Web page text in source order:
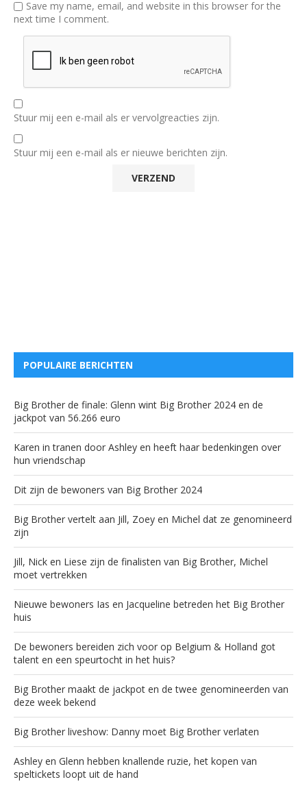
Save my name, email, and website in this browser for the
next time I comment.
Stuur mij een e-mail als er vervolgreacties zijn.
Stuur mij een e-mail als er nieuwe berichten zijn.
POPULAIRE BERICHTEN
Big Brother de finale: Glenn wint Big Brother 2024 en de
jackpot van 56.266 euro
Karen in tranen door Ashley en heeft haar bedenkingen over
hun vriendschap
Dit zijn de bewoners van Big Brother 2024
Big Brother vertelt aan Jill, Zoey en Michel dat ze genomineerd
zijn
Jill, Nick en Liese zijn de finalisten van Big Brother, Michel
moet vertrekken
Nieuwe bewoners Ias en Jacqueline betreden het Big Brother
huis
De bewoners bereiden zich voor op Belgium & Holland got
talent en een speurtocht in het huis?
Big Brother maakt de jackpot en de twee genomineerden van
deze week bekend
Big Brother liveshow: Danny moet Big Brother verlaten
Ashley en Glenn hebben knallende ruzie, het kopen van
speltickets loopt uit de hand